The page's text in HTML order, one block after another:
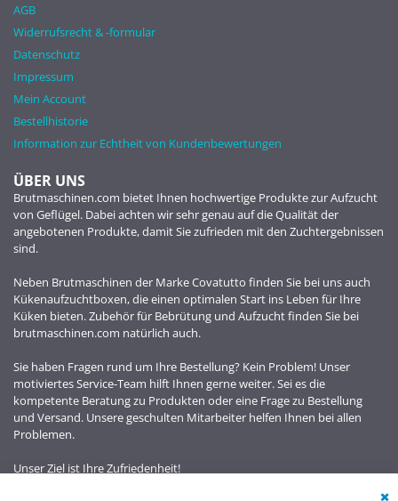
AGB
Widerrufsrecht & -formular
Datenschutz
Impressum
Mein Account
Bestellhistorie
Information zur Echtheit von Kundenbewertungen
ÜBER UNS
Brutmaschinen.com bietet Ihnen hochwertige Produkte zur Aufzucht
von Geflügel. Dabei achten wir sehr genau auf die Qualität der
angebotenen Produkte, damit Sie zufrieden mit den Zuchtergebnissen
sind.
Neben Brutmaschinen der Marke Covatutto finden Sie bei uns auch
Kükenaufzuchtboxen, die einen optimalen Start ins Leben für Ihre
Küken bieten. Zubehör für Bebrütung und Aufzucht finden Sie bei
brutmaschinen.com natürlich auch.
Sie haben Fragen rund um Ihre Bestellung? Kein Problem! Unser
motiviertes Service-Team hilft Ihnen gerne weiter. Sei es die
kompetente Beratung zu Produkten oder eine Frage zu Bestellung
und Versand. Unsere geschulten Mitarbeiter helfen Ihnen bei allen
Problemen.
Unser Ziel ist Ihre Zufriedenheit!